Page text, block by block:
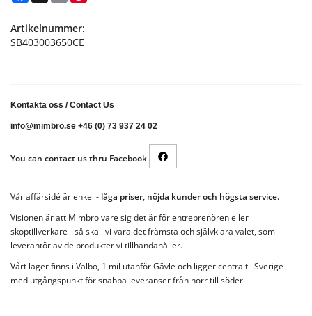
Artikelnummer:
SB403003650CE
Kontakta oss /Contact Us
info@mimbro.se +46 (0) 73 937 24 02
You can contact us thru Facebook
Vår affärsidé är enkel - låga priser, nöjda kunder och högsta service.
Visionen är att Mimbro vare sig det är för entreprenören eller
skoptillverkare - så skall vi vara det främsta och självklara valet, som
leverantör av de produkter vi tillhandahåller.
Vårt lager finns i Valbo, 1 mil utanför Gävle och ligger centralt i Sverige
med utgångspunkt för snabba leveranser från norr till söder.